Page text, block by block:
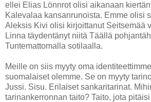
ellei Elias Lönnrot olisi aikanaan
Kalevalaa kansanrunoista. Emme olisi
Aleksis Kivi olisi kirjoittanut Seitsemää
Linna täydentänyt niitä Täällä
Tuntemattomalla sotilaalla.
Meille on siis myyty oma
suomalaiset olemme. Se on myyty
Jussi. Sisu. Erilaiset sankaritarinat.
tarinankerronnan taito? Taito, jota